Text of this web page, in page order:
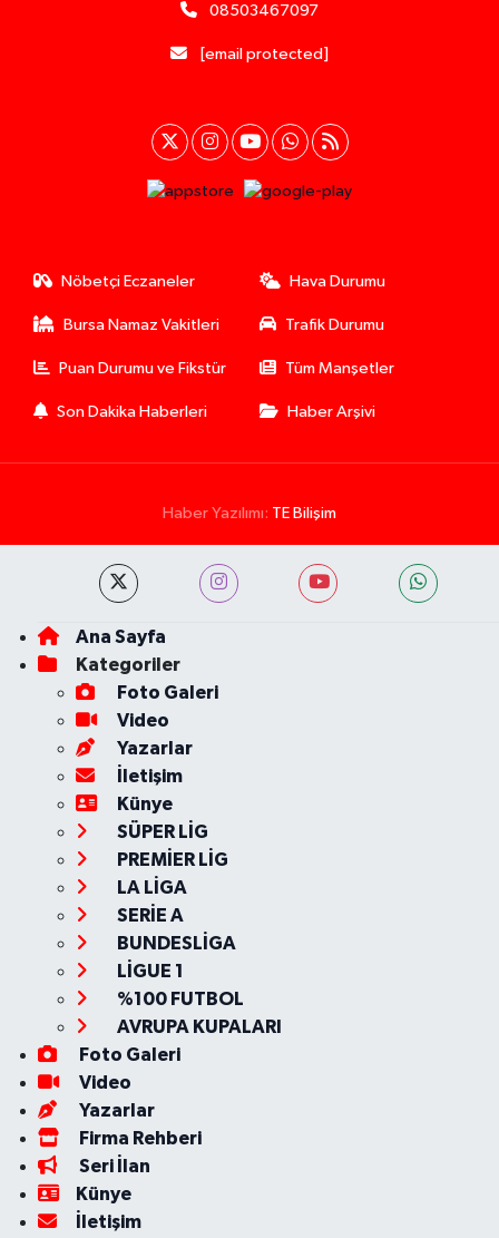
08503467097
[email protected]
Nöbetçi Eczaneler Hava Durumu
Bursa Namaz Vakitleri Trafik Durumu
Puan Durumu ve Fikstür Tüm Manşetler
Son Dakika Haberleri Haber Arşivi
Haber Yazılımı: TE Bilişim
Ana Sayfa
Kategoriler
Foto Galeri
Video
Yazarlar
İletişim
Künye
SÜPER LİG
PREMİER LİG
LA LİGA
SERİE A
BUNDESLİGA
LİGUE 1
%100 FUTBOL
AVRUPA KUPALARI
Foto Galeri
Video
Yazarlar
Firma Rehberi
Seri İlan
Künye
İletişim